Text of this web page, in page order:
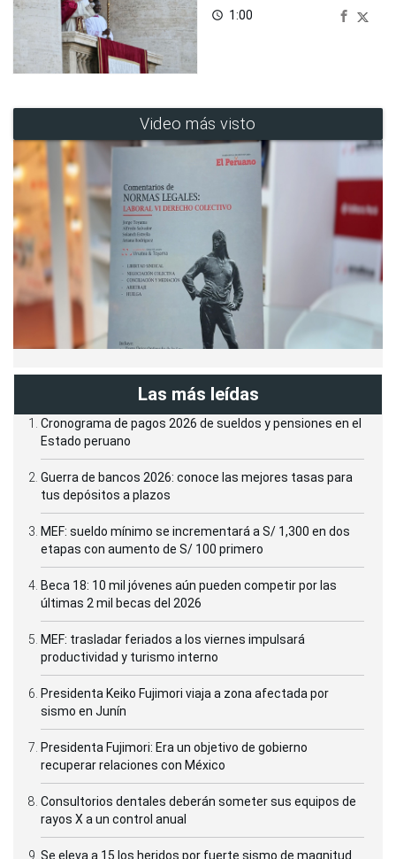
access_time 1:00
Video más visto
Las más leídas
Cronograma de pagos 2026 de sueldos y pensiones en el
Estado peruano
Guerra de bancos 2026: conoce las mejores tasas para
tus depósitos a plazos
MEF: sueldo mínimo se incrementará a S/ 1,300 en dos
etapas con aumento de S/ 100 primero
Beca 18: 10 mil jóvenes aún pueden competir por las
últimas 2 mil becas del 2026
MEF: trasladar feriados a los viernes impulsará
productividad y turismo interno
Presidenta Keiko Fujimori viaja a zona afectada por
sismo en Junín
Presidenta Fujimori: Era un objetivo de gobierno
recuperar relaciones con México
Consultorios dentales deberán someter sus equipos de
rayos X a un control anual
Se eleva a 15 los heridos por fuerte sismo de magnitud